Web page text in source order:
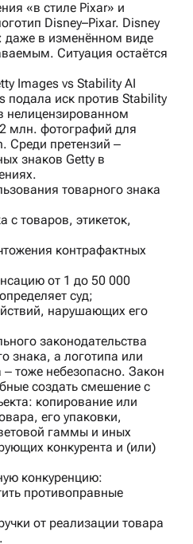
«в стиле Pixar» и
Disney–Pixar. Disney
даже в изменённом виде
Ситуация остаётся
Images vs Stability AI
подала иск против Stability
нелицензированном
млн. фотографий для
Среди претензий ‒
знаков Getty в
товарного знака
с товаров, этикеток,
контрафактных
от 1 до 50 000
суд;
нарушающих его
законодательства
знака, а логотипа или
тоже небезопасно. Закон
создать смешение с
копирование или
его упаковки,
гаммы и иных
конкурента и (или)
конкуренцию:
противоправные
от реализации товара